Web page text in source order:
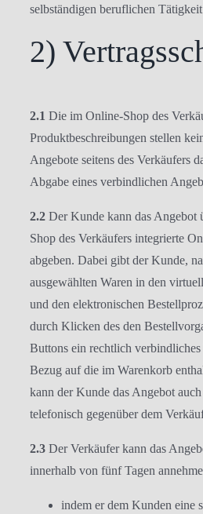
selbständigen beruflichen
2)
2.1 Die im Online-Shop des
Produktbeschreibungen stellen
Angebote seitens des Verkäufers
Abgabe eines verbindlichen
2.2 Der Kunde kann das Angebot
Shop des Verkäufers integrierte
abgeben. Dabei gibt der Kunde,
ausgewählten Waren in den
und den elektronischen
durch Klicken des den
Buttons ein rechtlich verbindliches
Bezug auf die im Warenkorb
kann der Kunde das Angebot
telefonisch gegenüber dem
2.3 Der Verkäufer kann das
innerhalb von fünf Tagen
indem er dem Kunden eine